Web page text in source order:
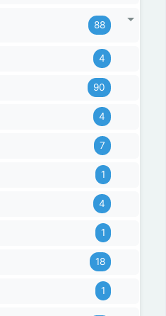
88
4
90
4
7
1
4
1
18
1